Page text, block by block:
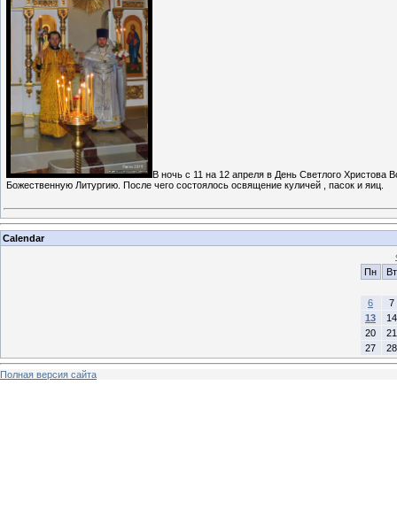
В ночь с 11 на 12 апреля в День Светлого
Божественную Литургию. После чего состоялось освящение куличей , пасок и яиц.
Calendar
Пн
Вт
6
7
13
14
20
21
27
28
Полная версия сайта